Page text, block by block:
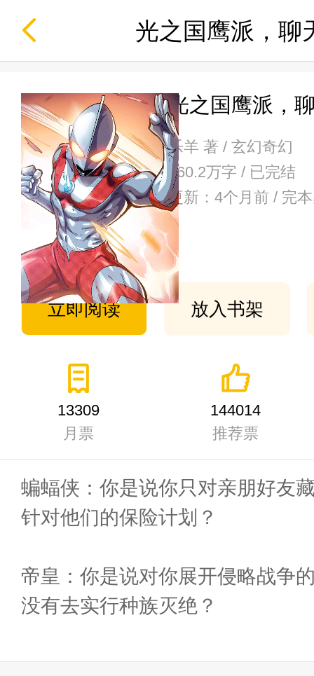
光之国鹰派，聊
光之国鹰派，
乐羊 著 / 玄幻奇幻
260.2万字 / 已完结
更新：4个月前 / 完
立即阅读 放入书架
13309
月票
144014
推荐票
蝙蝠侠：你是说你只对亲朋好友
针对他们的保险计划？
帝皇：你是说对你展开侵略战争
没有去实行种族灭绝？
佐助：你是说你死过无数同胞，